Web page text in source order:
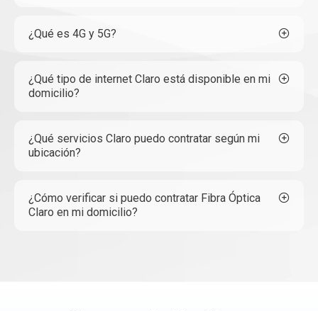
¿Qué es 4G y 5G?
¿Qué tipo de internet Claro está disponible en mi
domicilio?
¿Qué servicios Claro puedo contratar según mi
ubicación?
¿Cómo verificar si puedo contratar Fibra Óptica
Claro en mi domicilio?